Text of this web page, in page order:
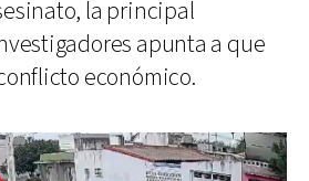
la principal
apunta a que
económico.